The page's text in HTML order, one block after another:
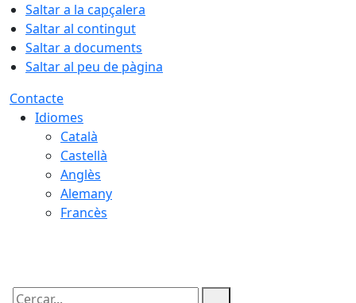
Saltar a la capçalera
Saltar al contingut
Saltar a documents
Saltar al peu de pàgina
Contacte
Idiomes
Català
Castellà
Anglès
Alemany
Francès